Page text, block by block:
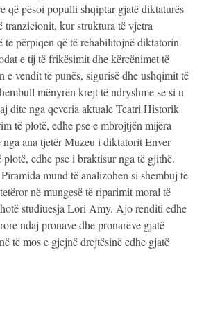
që pësoi populli shqiptar gjatë diktaturës
tranzicionit, kur struktura të vjetra
të përpiqen që të rehabilitojnë diktatorin
e tij të frikësimit dhe kërcënimet të
e vendit të punës, sigurisë dhe ushqimit të
mënyrën krejt të ndryshme se si u
dite nga qeveria aktuale Teatri Historik
të plotë, edhe pse e mbrojtjën mijëra
ana tjetër Muzeu i diktatorit Enver
edhe pse i braktisur nga të gjithë.
mund të analizohen si shembuj të
në mungesë të riparimit moral të
studiuesja Lori Amy. Ajo renditi edhe
ndaj pronave dhe pronarëve gjatë
të mos e gjejnë drejtësinë edhe gjatë